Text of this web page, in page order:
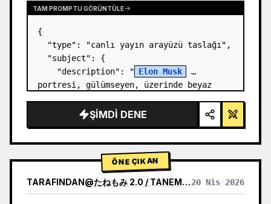
TAM PROMPTU GÖRÜNTÜLE
{
  "type": "canlı yayın arayüzü taslağı",
  "subject": {
    "description": "
Elon Musk
portresi, gülümseyen, üzerinde beyaz
tişört giyiyor",
    "background": "sol tarafta
ŞIMDI DENE
ÖNE ÇIKAN
TARAFINDAN@たねもみ 2.0 / TANEMOMI VER2.0 20 Nis 2026